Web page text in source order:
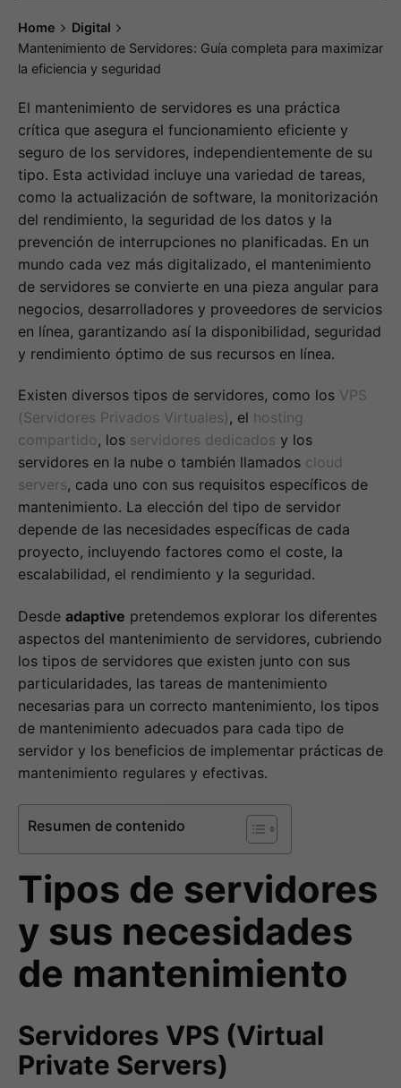
Home
Digital
Mantenimiento de Servidores: Guía completa para maximizar
la eficiencia y seguridad
El mantenimiento de servidores es una práctica
crítica que asegura el funcionamiento eficiente y
seguro de los servidores, independientemente de su
tipo. Esta actividad incluye una variedad de tareas,
como la actualización de software, la monitorización
del rendimiento, la seguridad de los datos y la
prevención de interrupciones no planificadas. En un
mundo cada vez más digitalizado, el mantenimiento
de servidores se convierte en una pieza angular para
negocios, desarrolladores y proveedores de servicios
en línea, garantizando así la disponibilidad, seguridad
y rendimiento óptimo de sus recursos en línea.
Existen diversos tipos de servidores, como los VPS
(Servidores Privados Virtuales), el hosting
compartido, los servidores dedicados y los
servidores en la nube o también llamados cloud
servers, cada uno con sus requisitos específicos de
mantenimiento. La elección del tipo de servidor
depende de las necesidades específicas de cada
proyecto, incluyendo factores como el coste, la
escalabilidad, el rendimiento y la seguridad.
Desde adaptive pretendemos explorar los diferentes
aspectos del mantenimiento de servidores, cubriendo
los tipos de servidores que existen junto con sus
particularidades, las tareas de mantenimiento
necesarias para un correcto mantenimiento, los tipos
de mantenimiento adecuados para cada tipo de
servidor y los beneficios de implementar prácticas de
mantenimiento regulares y efectivas.
Resumen de contenido
Tipos de servidores
y sus necesidades
de mantenimiento
Servidores VPS (Virtual
Private Servers)